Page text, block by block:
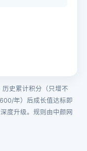
史累计积分（只增不
年）后成长值达标即
度升级。规则由中颜网